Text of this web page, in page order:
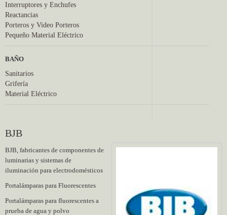
Interruptores y Enchufes
Reactancias
Porteros y Video Porteros
Pequeño Material Eléctrico
BAÑO
Sanitarios
Grifería
Material Eléctrico
BJB
BJB, fabricantes de componentes de
luminarias y sistemas de
iluminación para electrodomésticos
Portalámparas para Fluorescentes
Portalámparas para fluorescentes a
prueba de agua y polvo